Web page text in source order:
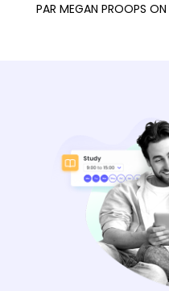
PAR MEGAN PROOPS ON